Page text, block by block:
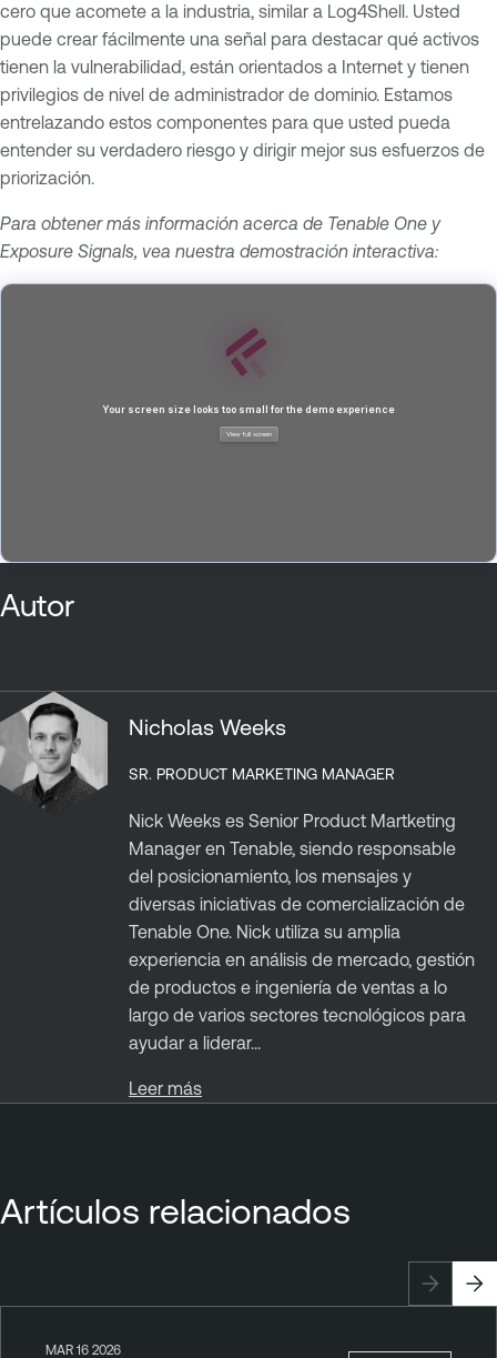
cero que acomete a la industria, similar a Log4Shell. Usted
puede crear fácilmente una señal para destacar qué activos
tienen la vulnerabilidad, están orientados a Internet y tienen
privilegios de nivel de administrador de dominio. Estamos
entrelazando estos componentes para que usted pueda
entender su verdadero riesgo y dirigir mejor sus esfuerzos de
priorización.
Para obtener más información acerca de Tenable One y
Exposure Signals, vea nuestra demostración interactiva:
Autor
Nicholas Weeks
SR. PRODUCT MARKETING MANAGER
Nick Weeks es Senior Product Martketing
Manager en Tenable, siendo responsable
del posicionamiento, los mensajes y
diversas iniciativas de comercialización de
Tenable One. Nick utiliza su amplia
experiencia en análisis de mercado, gestión
de productos e ingeniería de ventas a lo
largo de varios sectores tecnológicos para
ayudar a liderar...
Leer más
Artículos relacionados
MAR 16 2026